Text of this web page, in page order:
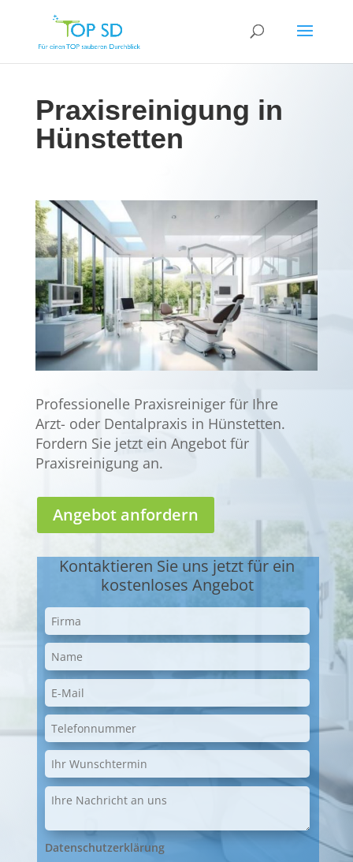
Praxisreinigung in
Hünstetten
Professionelle Praxisreiniger für Ihre
Arzt- oder Dentalpraxis in Hünstetten.
Fordern Sie jetzt ein Angebot für
Praxisreinigung an.
Angebot anfordern
Kontaktieren Sie uns jetzt für ein
kostenloses Angebot
Datenschutzerklärung